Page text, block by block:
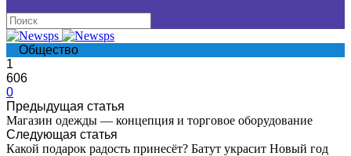
Общество
1
606
0
Предыдущая статья
Магазин одежды — концепция и торговое оборудование
Следующая статья
Какой подарок радость принесёт? Батут украсит Новый год